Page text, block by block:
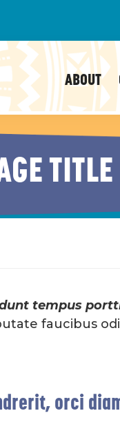
ABOUT
TITLE
tempus
faucibus
orci